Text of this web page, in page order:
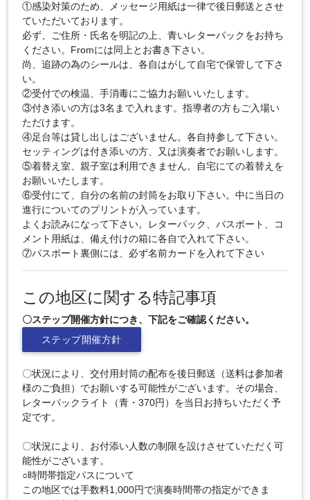
①感染対策のため、メッセージ用紙は一律で後日郵送とさせ
ていただいております。
必ず、ご住所・氏名を明記の上、青いレターパックをお持ち
ください。Fromには同上とお書き下さい。
尚、追跡の為のシールは、各自はがして自宅で保管して下さ
い。
②受付での検温、手消毒にご協力お願いいたします。
③付き添いの方は3名まで入れます。指導者の方もご入場い
ただけます。
④足台等は貸し出しはございません。各自持参して下さい。
セッティングは付き添いの方、又は演奏者でお願いします。
⑤着替え室、親子室は利用できません。自宅にての着替えを
お願いいたします。
⑥受付にて、自分の名前の封筒をお取り下さい。中に当日の
進行についてのプリントが入っています。
よくお読みになって下さい。レターパック、パスポート、コ
メント用紙は、備え付けの箱に各自で入れて下さい。
⑦パスポート裏側には、必ず名前カードを入れて下さい
この地区に関する特記事項
〇ステップ開催方針につき、下記をご確認ください。
ステップ開催方針
〇状況により、交付用封筒の配布を後日郵送（送料は参加者
様のご負担）でお願いする可能性がございます。その場合、
レターパックライト（青・370円）を当日お持ちいただく予
定です。
〇状況により、お付添い人数の制限を設けさせていただく可
能性がございます。
○時間帯指定パスについて
この地区では手数料1,000円で演奏時間帯の指定ができま